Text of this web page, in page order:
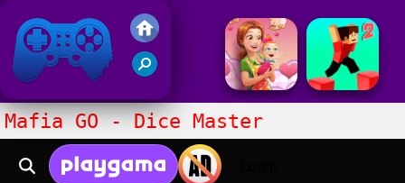
Juegos Friv 2020
Mafia GO - Dice Master